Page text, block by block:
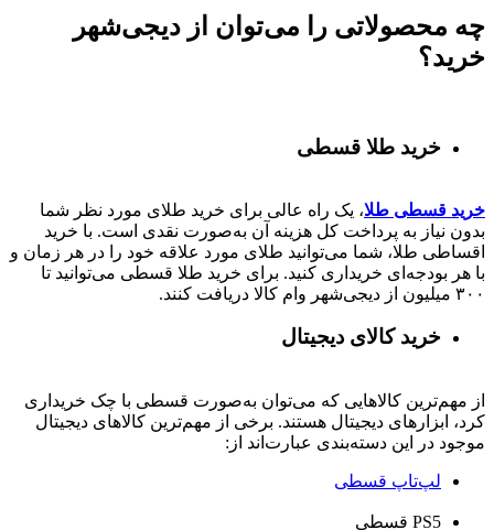
چه محصولاتی را می‌توان از دیجی‌شهر
خرید؟
خرید طلا قسطی
خرید قسطی طلا، یک راه عالی برای خرید طلای مورد نظر شما
بدون نیاز به پرداخت کل هزینه آن به‌صورت نقدی است. با خرید
اقساطی طلا، شما می‌توانید طلای مورد علاقه خود را در هر زمان و
با هر بودجه‌ای خریداری کنید. برای خرید طلا قسطی می‌توانید تا
۳۰۰ میلیون از دیجی‌شهر وام کالا دریافت کنند.
خرید کالای دیجیتال
از مهم‌ترین کالاهایی که می‌توان به‌صورت قسطی با چک خریداری
کرد، ابزارهای دیجیتال هستند. برخی از مهم‌ترین کالاهای دیجیتال
موجود در این دسته‌بندی عبارت‌اند از:
لپ‌تاپ قسطی
PS5 قسطی